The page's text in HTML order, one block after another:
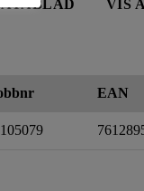
VIS
EAN